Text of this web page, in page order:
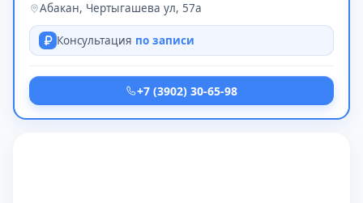
Абакан, Чертыгашева ул, 57а
Консультация по записи
+7 (3902) 30-65-98